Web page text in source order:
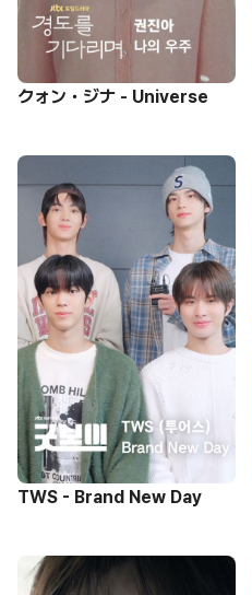
クォン・ジナ - Universe
TWS - Brand New Day